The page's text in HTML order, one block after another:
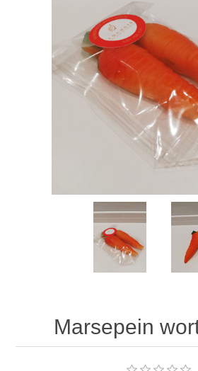
Marsepein